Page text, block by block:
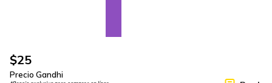
$25
Precio Gandhi